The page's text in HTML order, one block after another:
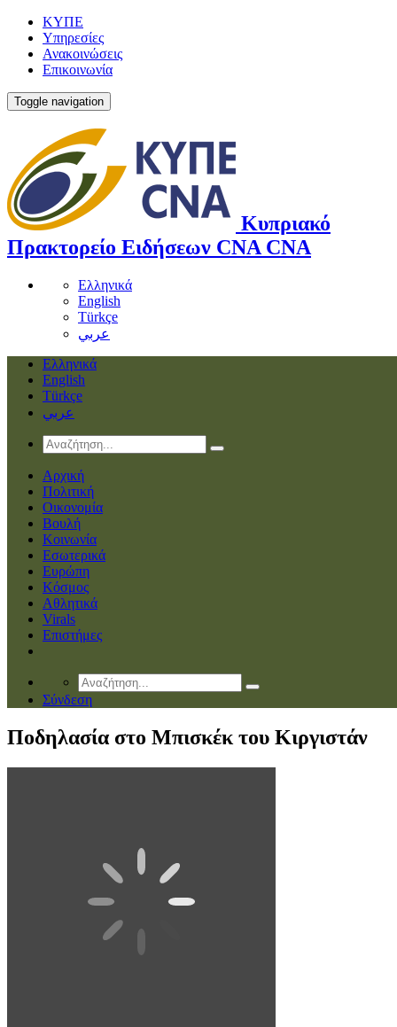
ΚΥΠΕ
Υπηρεσίες
Ανακοινώσεις
Επικοινωνία
Toggle navigation
Κυπριακό
Πρακτορείο Ειδήσεων CNA CNA
Ελληνικά
English
Türkçe
عربي
Ελληνικά
English
Türkçe
عربي
Αρχική
Πολιτική
Οικονομία
Βουλή
Κοινωνία
Εσωτερικά
Ευρώπη
Κόσμος
Αθλητικά
Virals
Επιστήμες
Σύνδεση
Ποδηλασία στο Μπισκέκ του Κιργιστάν